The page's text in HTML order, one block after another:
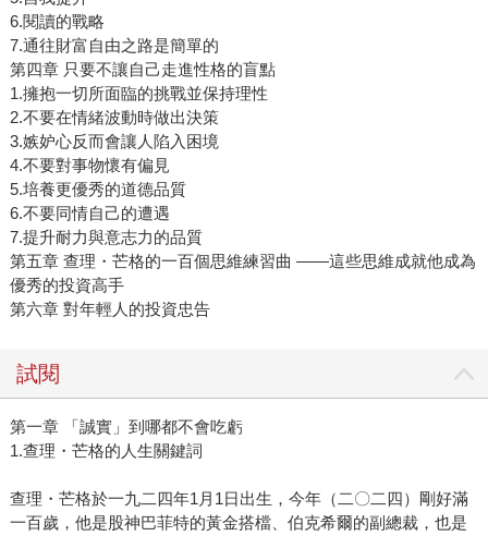
6.閱讀的戰略
7.通往財富自由之路是簡單的
第四章 只要不讓自己走進性格的盲點
1.擁抱一切所面臨的挑戰並保持理性
2.不要在情緒波動時做出決策
3.嫉妒心反而會讓人陷入困境
4.不要對事物懷有偏見
5.培養更優秀的道德品質
6.不要同情自己的遭遇
7.提升耐力與意志力的品質
第五章 查理・芒格的一百個思維練習曲 ——這些思維成就他成為
優秀的投資高手
第六章 對年輕人的投資忠告
試閱
第一章 「誠實」到哪都不會吃虧
1.查理・芒格的人生關鍵詞
查理・芒格於一九二四年1月1日出生，今年（二〇二四）剛好滿
一百歲，他是股神巴菲特的黃金搭檔、伯克希爾的副總裁，也是